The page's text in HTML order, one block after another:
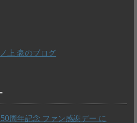
上 豪のブログ
周年記念 ファン感謝デー に